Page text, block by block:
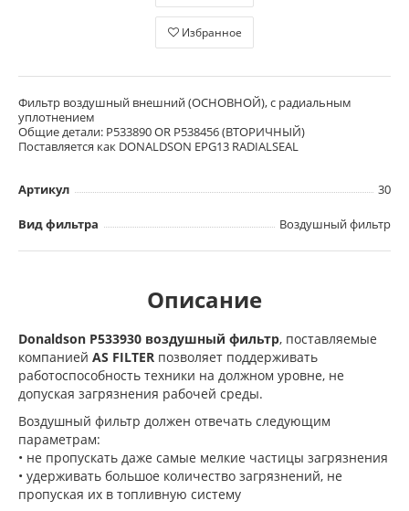
Избранное
Фильтр воздушный внешний (ОСНОВНОЙ), с радиальным
уплотнением
Общие детали: P533890 OR P538456 (ВТОРИЧНЫЙ)
Поставляется как DONALDSON EPG13 RADIALSEAL
Артикул 30
Вид фильтра Воздушный фильтр
Описание
Donaldson P533930 воздушный фильтр, поставляемые
компанией AS FILTER позволяет поддерживать
работоспособность техники на должном уровне, не
допуская загрязнения рабочей среды.
Воздушный фильтр должен отвечать следующим
параметрам:
• не пропускать даже самые мелкие частицы загрязнения
• удерживать большое количество загрязнений, не
пропуская их в топливную систему